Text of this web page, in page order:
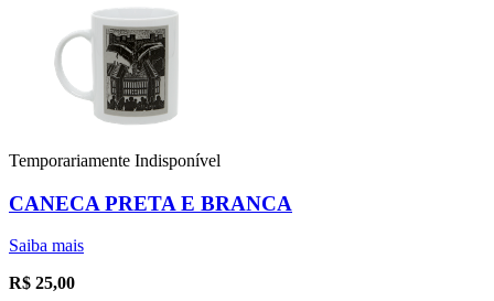
Temporariamente Indisponível
CANECA PRETA E BRANCA
Saiba mais
R$ 25,00